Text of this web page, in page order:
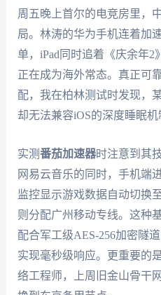
周五晚上首尔的电竞房里，
局。林涛的华为手机连着加
单，iPad同时追着《庆余年
正在成为海外常态。真正可
配，我在柏林测试时发现，
却无法兼容iOS的深度睡眠机
实测番茄加速器时注意到其
网易云音乐的同时，手机端
监控显示游戏数据自动切换
则分配广州移动专线。这种
配合军工级AES-256加密隧
实现毫秒级响应。更重要的
络工程师，上周旧金山骨干